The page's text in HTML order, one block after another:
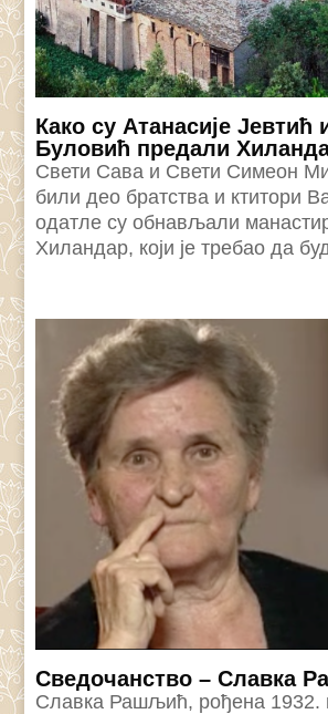
Како су Атанасије Јевтић
Буловић предали
Свети Сава и Свети Симеон
били део братства и ктитори
одатле су обнављали
Хиландар, који је требао да
Сведочанство – Славка
Славка Рашљић, рођена 1932.